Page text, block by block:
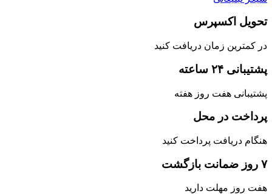
تحویل اکسپرس
در کمترین زمان دریافت کنید
پشتیبانی ۲۴ ساعته
پشتیبانی هفت روز هفته
پرداخت در محل
هنگام دریافت پرداخت کنید
۷ روز ضمانت بازگشت
هفت روز مهلت دارید